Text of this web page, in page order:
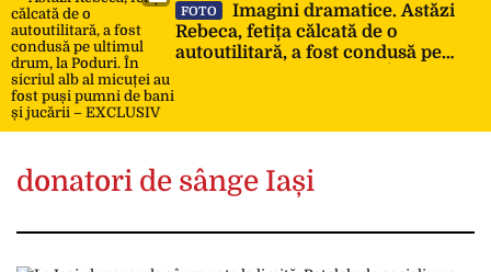
FOTO
Imagini dramatice. Astăzi
Rebeca, fetița călcată de o
autoutilitară, a fost condusă pe
donatori de sânge Iași